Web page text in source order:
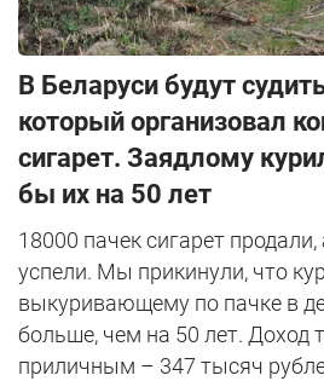
В Беларуси будут
который организовал
сигарет. Заядлому
бы их на 50 лет
18000 пачек сигарет
успели. Мы прикинули, что
выкуривающему по пачке в
больше, чем на 50 лет. Доход
приличным – 347 тысяч